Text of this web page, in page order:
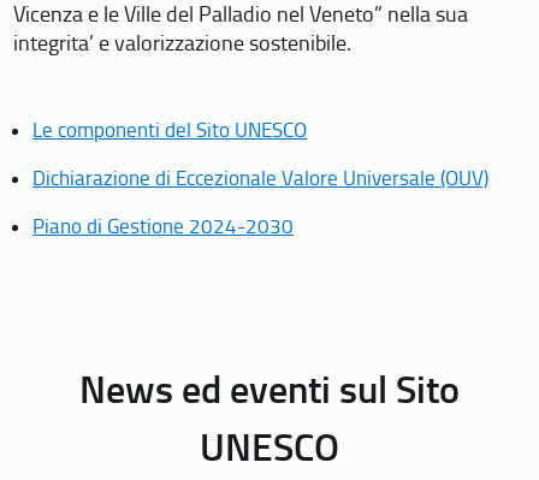
Vicenza e le Ville del Palladio nel Veneto” nella sua
integrita’ e valorizzazione sostenibile.
Le componenti del Sito UNESCO
Dichiarazione di Eccezionale Valore Universale (OUV)
Piano di Gestione 2024-2030
News ed eventi sul Sito
UNESCO